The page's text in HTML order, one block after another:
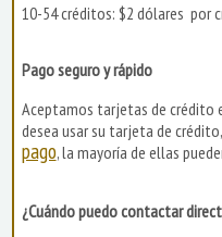
10-54 créditos: $2 dólares por
Pago seguro y rápido
Aceptamos tarjetas de crédito
desea usar su tarjeta de
pago, la mayoría de ellas
¿Cuándo puedo contactar